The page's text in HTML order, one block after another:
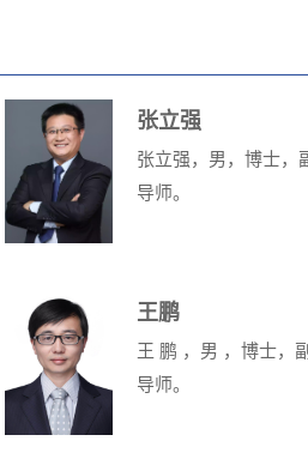
张立强
张立强，男，博士，
导师。
王鹏
王 鹏 ，男 ，博士，
导师。